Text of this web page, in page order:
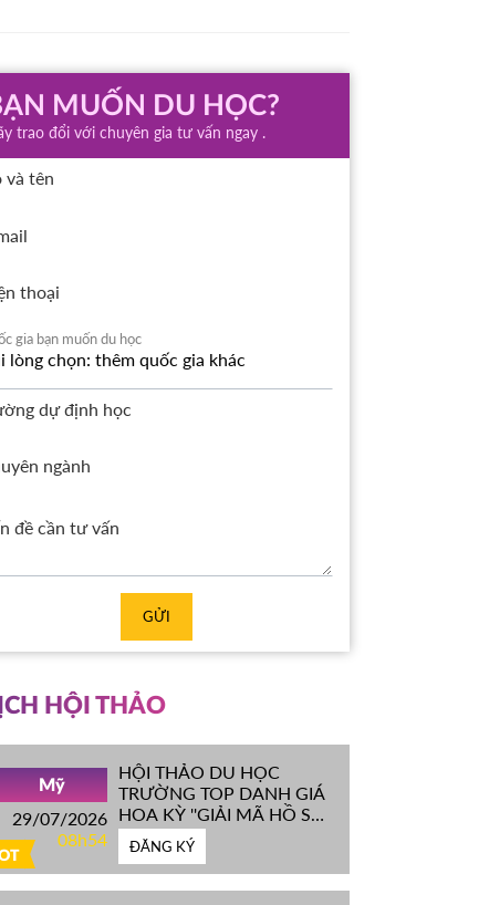
MUỐN DU HỌC?
trao đổi với chuyên gia tư vấn ngay .
và tên
thoại
gia bạn muốn du học
dự định học
ngành
GỬI
HỘI THẢO
Mỹ
29/07/2026
08h54
HỘI THẢO DU HỌC
TRƯỜNG TOP DANH GIÁ
HOA KỲ ''GIẢI MÃ HỒ SƠ
IVY LEAGUE''
ĐĂNG KÝ